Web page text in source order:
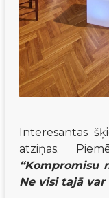
Interesantas
“Kompromisu
Ne visi tajā var